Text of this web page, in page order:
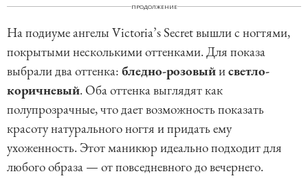
ПРОДОЛЖЕНИЕ
На подиуме ангелы Victoria’s Secret вышли с ногтями,
покрытыми несколькими оттенками. Для показа
выбрали два оттенка: бледно-розовыйисветло-
коричневый. Оба оттенка выглядят как
полупрозрачные, что дает возможность показать
красоту натурального ногтя и придать ему
ухоженность. Этот маникюр идеально подходит для
любого образа — от повседневного до вечернего.